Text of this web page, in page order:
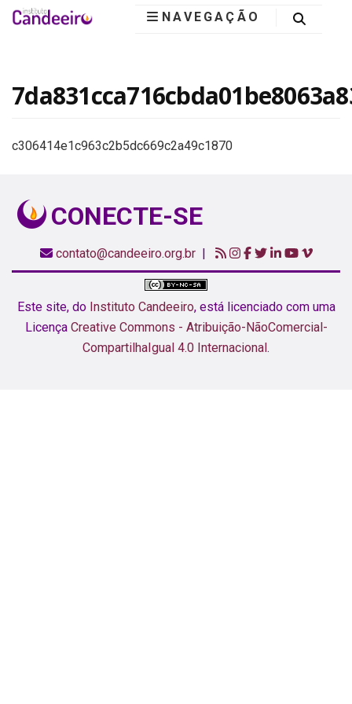
Candeeiro
NAVEGAÇÃO
c306414e1c963c2b5dc669c2a49c1870
CONECTE-SE
contato@candeeiro.org.br|
Este site,do Instituto Candeeiro, está licenciado com uma
Licença Creative Commons - Atribuição-NãoComercial-
CompartilhaIgual 4.0 Internacional.